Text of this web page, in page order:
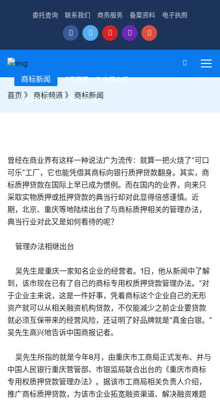
委托查询 联系我们 商务服务 备案资料 电子执照
首页 》 商标频道 》 商标新闻
商标新闻 王菁菁 中国商报
2009-09-04 09:38:26
曾经在商业界有这样一种说法广为流传：就算一把火烧了“可口
可乐”工厂，它也能凭借其商标向银行质押贷款翻身。其实，商
标质押贷款在国际上早已成为惯例。而在国内的业界，向来只
采取实物质押或抵押贷款的典当行却对此显得倍感谨慎。近
期，北京、重庆等地陆续出台了与商标质押相关的管理办法，
典当行业对此又是如何看待的呢？
管理办法相继出台
吴先生是重庆一家知名企业的经营者。1日，他从新闻中了解
到，该市现在已有了自己的商标专用权质押贷款管理办法。“对
于企业主来说，这是一件好事，凭着商标这个企业自己的无形
资产就可以从相关融资机构贷款，不仅能减少之前企业要贷款
就必须互保带来的经营风险，还证明了好品牌就是“真金白银。”
吴先生高兴地告诉中国商报记者。
吴先生所指的就是今年8月，由重庆市工商局正式发布、并与
中国人民银行重庆营管部、市银监局联合出台的《重庆市商标
专用权质押贷款管理办法》。据该市工商局相关负责人介绍，
推广商标质押贷款，为该市企业拓宽融资渠道、解决融资难题